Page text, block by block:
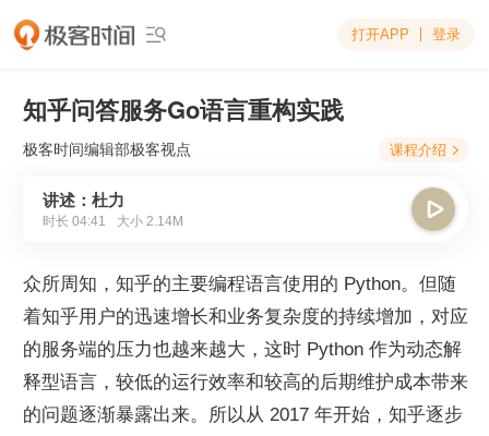
 打开APP 登录
知乎问答服务Go语言重构实践
极客时间编辑部极客视点 课程介绍 
讲述：杜力
时长 04:41 大小 2.14M

众所周知，知乎的主要编程语言使用的 Python。但随
着知乎用户的迅速增长和业务复杂度的持续增加，对应
的服务端的压力也越来越大，这时 Python 作为动态解
释型语言，较低的运行效率和较高的后期维护成本带来
的问题逐渐暴露出来。所以从 2017 年开始，知乎逐步